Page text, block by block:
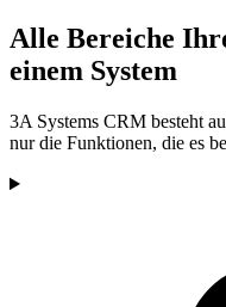
Alle Bereiche
einem System
3A Systems CRM besteht
nur die Funktionen, die es